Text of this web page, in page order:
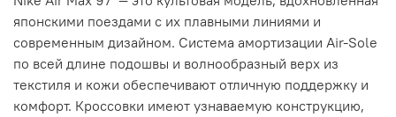
японскими поездами с их плавными линиями и
современным дизайном. Система амортизации Air-Sole
по всей длине подошвы и волнообразный верх из
текстиля и кожи обеспечивают отличную поддержку и
комфорт. Кроссовки имеют узнаваемую конструкцию,